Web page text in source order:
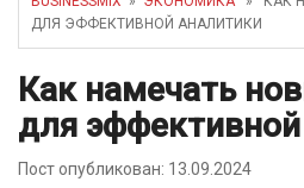
как
ДЛЯ ЭФФЕКТИВНОЙ АНАЛИТИКИ
Как намечать
для
Пост опубликован: 13.09.2024